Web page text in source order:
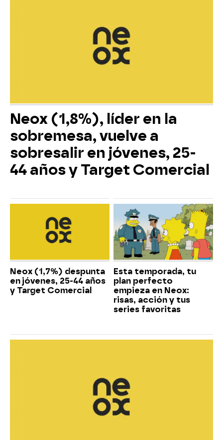
Neox (1,8%), líder en la
sobremesa, vuelve a
sobresalir en jóvenes, 25-
44 años y Target Comercial
Neox (1,7%) despunta
en jóvenes, 25-44 años
y Target Comercial
Esta temporada, tu
plan perfecto
empieza en Neox:
risas, acción y tus
series favoritas